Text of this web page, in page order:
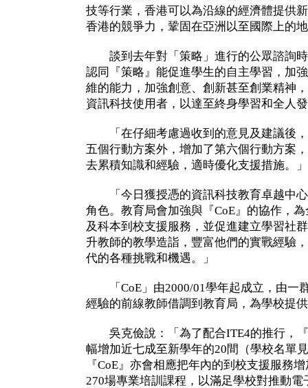
技等行業，香港可以為沿線的經濟體提供
香港的競爭力，鞏固在亞洲以至國際上的
談到去年對「策略」進行的公眾諮詢時
認同『策略』能促進學生的自主學習，加
維的能力，加強創意、創新甚至創業精神
資訊科技使用者，以達至終身學習和全人
「在仔細考慮過收到的意見及建議後，
五個行動方案外，增加了第六個行動方案
去累積知識和經驗，適時優化支援措施。」
「今日獲授憑的資訊科技教育卓越中心
角色。教育局會加強與『CoE』的協作，
及科本到校支援服務，並促進建立學習社
升教師的教學造詣，豐富他們的實戰經驗
代的各種挑戰和機遇。」
「CoE」由2000/01學年起成立，由一
經驗的前線教師借調到教育局，為學校提
吳克儉說：「為了配合ITE4的推行，『
幅增加近七成至新學年的20間（學校名單
『CoE』亦會相應把年內的到校支援服務
270場專業培訓課程，以滿足學校對推動